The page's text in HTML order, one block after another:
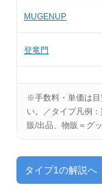
MUGENUP
登竜門
※手数料・単価は目
い。／タイプ凡例
販/出品、物販＝グ
タイプ1の解説へ